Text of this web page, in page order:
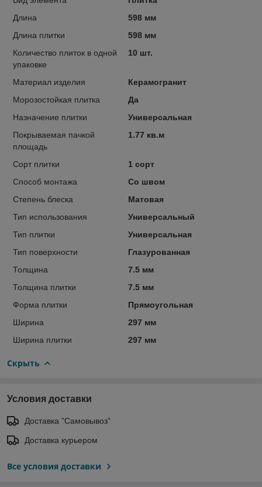
Длина
598 мм
Длина плитки
598 мм
Количество плиток в одной
упаковке
10 шт.
Материал изделия
Керамогранит
Морозостойкая плитка
Да
Назначение плитки
Универсальная
Покрываемая пачкой
площадь
1.77 кв.м
Сорт плитки
1 сорт
Способ монтажа
Со швом
Степень блеска
Матовая
Тип использования
Универсальный
Тип плитки
Универсальная
Тип поверхности
Глазурованная
Толщина
7.5 мм
Толщина плитки
7.5 мм
Форма плитки
Прямоугольная
Ширина
297 мм
Ширина плитки
297 мм
Скрыть
Условия доставки
Доставка "Самовывоз"
Доставка курьером
Все условия доставки